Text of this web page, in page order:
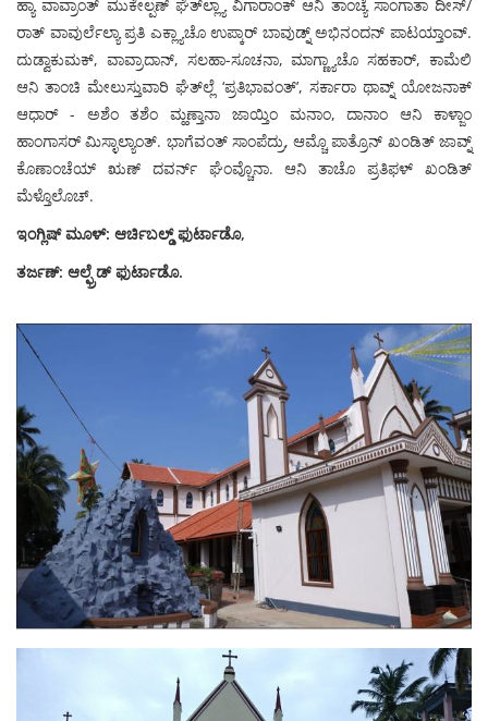
ಹ್ಯಾ ವಾವ್ರಾಂತ್ ಮುಕೇಲ್ಪಣ್ ಘೆತ್‍ಲ್ಲ್ಯಾ ವಿಗಾರಾಂಕ್ ಆನಿ ತಾಂಚ್ಯೆ ಸಾಂಗಾತಾ ದೀಸ್/
ರಾತ್ ವಾವುರ್ಲೆಲ್ಯಾ ಪ್ರತಿ ಎಕ್ಲ್ಯಾಚೊ ಉಪ್ಕಾರ್ ಬಾವುಡ್ನ್ ಅಭಿನಂದನ್ ಪಾಟಯ್ತಾಂವ್.
ದುಡ್ವಾಕುಮಕ್, ವಾವ್ರಾದಾನ್, ಸಲಹಾ-ಸೂಚನಾ, ಮಾಗ್ಣ್ಯಾಚೊ ಸಹಕಾರ್, ಕಾಮೆಲಿ
ಆನಿ ತಾಂಚಿ ಮೇಲುಸ್ತುವಾರಿ ಘೆತ್‍ಲ್ಲೆ ‘ಪ್ರತಿಭಾವಂತ್’, ಸರ್ಕಾರಾ ಥಾವ್ನ್ ಯೋಜನಾಕ್
ಆಧಾರ್ - ಅಶೆಂ ತಶೆಂ ಮ್ಹಣ್ತಾನಾ ಜಾಯ್ತಿಂ ಮನಾಂ, ದಾನಾಂ ಆನಿ ಕಾಳ್ಜಾಂ
ಹಾಂಗಾಸರ್ ಮಿಸ್ಳಾಲ್ಯಾಂತ್. ಭಾಗೆವಂತ್ ಸಾಂಪೆದ್ರು, ಆಮ್ಚೊ ಪಾತ್ರೊನ್ ಖಂಡಿತ್ ಜಾವ್ನ್
ಕೊಣಾಂಚೆಯ್ ಋಣ್ ದವರ್ನ್ ಘೆಂವ್ಚೊನಾ. ಆನಿ ತಾಚೊ ಪ್ರತಿಫಳ್ ಖಂಡಿತ್
ಮೆಳ್ತೊಲೊಚ್.
ಇಂಗ್ಲಿಷ್ ಮೂಳ್: ಆರ್ಚಿಬಲ್ಡ್ ಫುರ್ಟಾಡೊ,
ತರ್ಜಣ್: ಆಲ್ಫ್ರೆಡ್ ಫುರ್ಟಾಡೊ.